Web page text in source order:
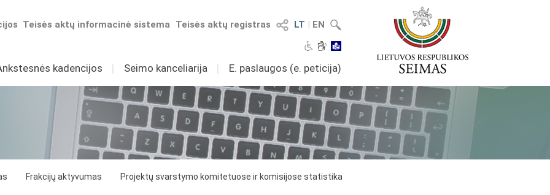
LT I EN
Teisės aktų registras
Teisės aktų informacinė sistema
kadencijos I Seimo kanceliarija I E. paslaugos (e. peticija)
Frakcijų aktyvumas
Projektų svarstymo komitetuose ir komisijose statistika